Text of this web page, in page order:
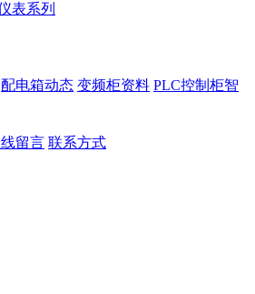
表系列
配电箱动态 变频柜资料 PLC控制柜智
留言 联系方式